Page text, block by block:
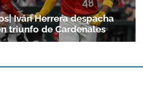
suscribirte a nuestro boletín.
ACEPTAR
Iván Herrera despacha
triunfo de Cardenales